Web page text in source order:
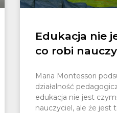
Edukacja nie
co robi
Maria Montessori
działalność
edukacja nie jest
nauczyciel, ale że jest